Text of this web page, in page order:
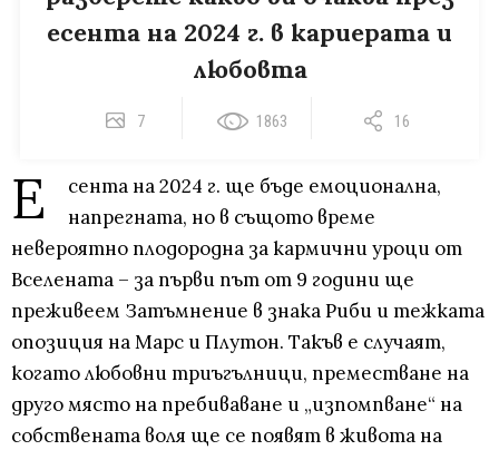
есента на 2024 г. в кариерата и
любовта
7 1863 16
Е
сента на 2024 г. ще бъде емоционална,
напрегната, но в същото време
невероятно плодородна за кармични уроци от
Вселената – за първи път от 9 години ще
преживеем Затъмнение в знака Риби и тежката
опозиция на Марс и Плутон. Такъв е случаят,
когато любовни триъгълници, преместване на
друго място на пребиваване и „изпомпване“ на
собствената воля ще се появят в живота на